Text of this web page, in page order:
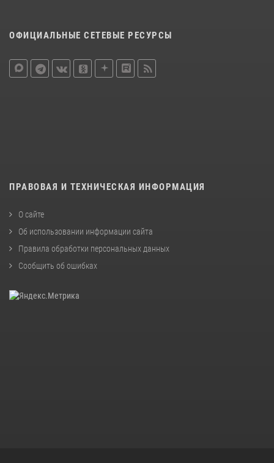
ОФИЦИАЛЬНЫЕ СЕТЕВЫЕ РЕСУРСЫ
ПРАВОВАЯ И ТЕХНИЧЕСКАЯ ИНФОРМАЦИЯ
О сайте
Об использовании информации сайта
Правила обработки персональных данных
Сообщить об ошибках